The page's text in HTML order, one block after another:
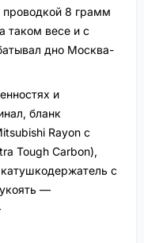
проводкой 8 грамм
таком весе и с
дно Москва-
и
бланк
Rayon с
Tough Carbon),
с
—